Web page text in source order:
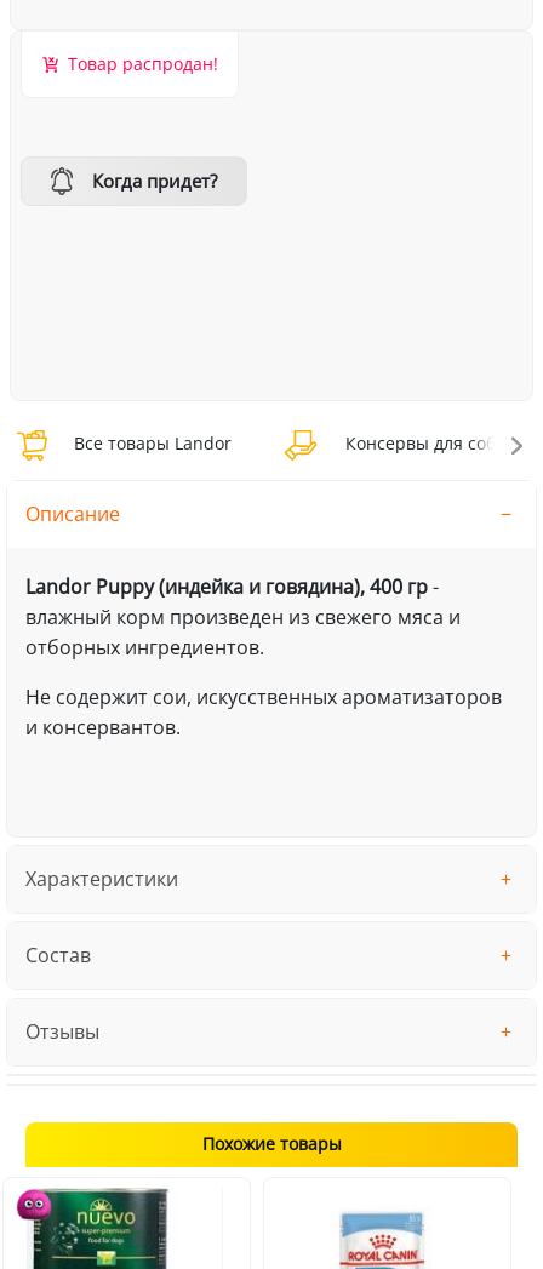
Товар распродан!
Когда придет?
Все товары Landor Консервы для собак
Описание
Landor Puppy (индейка и говядина), 400 гр-
влажный корм произведен из свежего мяса и
отборных ингредиентов.
Не содержит сои, искусственных ароматизаторов
и консервантов.
Характеристики
Состав
Отзывы
Похожие товары